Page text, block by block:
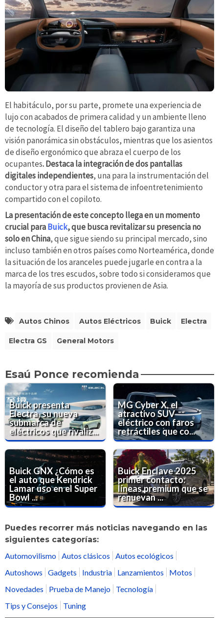
El habitáculo, por su parte, promete una experiencia de
lujo con acabados de primera calidad y un ambiente lleno
de tecnología. El diseño del tablero bajo garantiza una
visión panorámica sin obstáculos, mientras que los asientos
de diseño ergonómico que abraza el cuerpo de los
ocupantes. Destaca la integración de dos pantallas
digitales independientes, una para la instrumentación del
conductor y otra para el sistema de infoentretenimiento
compartido con el copiloto.
La presentación de este concepto llega en un momento
crucial paraBuick, que busca revitalizar su presencia no
solo en China, que sigue siendo su principal mercado, sino
incluso también en otros países como Norteamérica, donde
la situación de los aranceles puede jugarle en contra a la
marca de los tres escudos, sobre todo si consideramos que
la mayoría de sus productos provienen de Asia.
Autos Chinos Autos Eléctricos Buick Electra
Electra GS General Motors
Esaú Ponce recomienda
Buick presenta
Electra, su nueva
submarca de
eléctricos que rivaliz...
MG Cyber X, el
atractivo SUV
eléctrico con faros
retráctiles que co...
Buick GNX ¿Cómo es
el auto que Kendrick
Lamar uso en el Super
Bowl ...
Buick Enclave 2025
primer contacto:
líneas premium que se
renuevan ...
Puedes recorrer más noticias navegando en las
siguientes categorías:
Automovilismo Autos clásicos
Autos ecológicos
Autoshows
Gadgets Industria Lanzamientos
Motos
Novedades
Prueba de Manejo
Tecnología
Tips y Consejos
Tuning